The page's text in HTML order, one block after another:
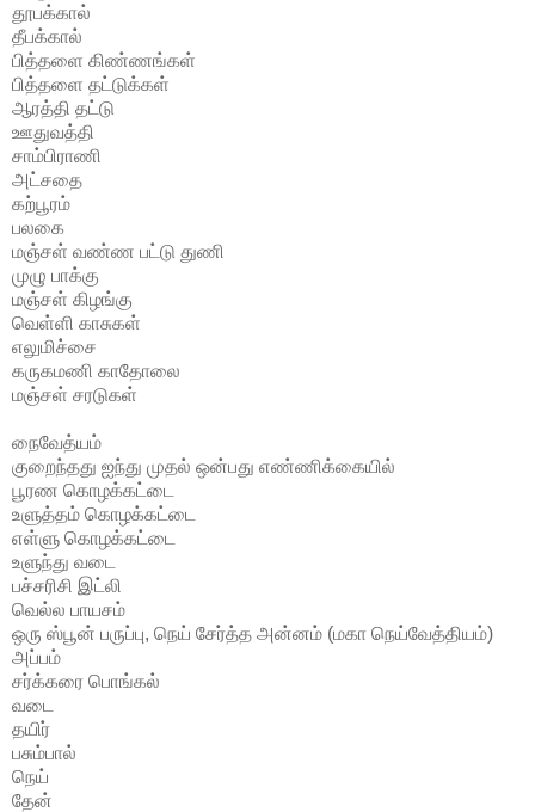
தூபக்கால்
தீபக்கால்
பித்தளை கிண்ணங்கள்
பித்தளை தட்டுக்கள்
ஆரத்தி தட்டு
ஊதுவத்தி
சாம்பிராணி
அட்சதை
கற்பூரம்
பலகை
மஞ்சள் வண்ண பட்டு துணி
முழு பாக்கு
மஞ்சள் கிழங்கு
வெள்ளி காசுகள்
எலுமிச்சை
கருகமணி காதோலை
மஞ்சள் சரடுகள்
நைவேத்யம்
குறைந்தது ஐந்து முதல் ஒன்பது எண்ணிக்கையில்
பூரண கொழக்கட்டை
உளுத்தம் கொழக்கட்டை
எள்ளு கொழக்கட்டை
உளுந்து வடை
பச்சரிசி இட்லி
வெல்ல பாயசம்
ஒரு ஸ்பூன் பருப்பு, நெய் சேர்த்த அன்னம் (மகா நெய்வேத்தியம்)
அப்பம்
சர்க்கரை பொங்கல்
வடை
தயிர்
பசும்பால்
நெய்
தேன்